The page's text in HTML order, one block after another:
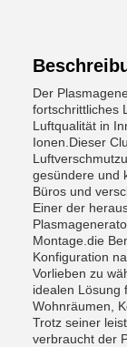
Der
fortschrittliches
Luftqualität in
Ionen.Dieser
gesündere und
Büros und
Einer der
Montage.die
Konfiguration
Vorlieben zu
idealen Lösung
Wohnräumen,
Trotz seiner
verbraucht der